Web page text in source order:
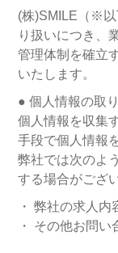
(株)SMILE（※以
り扱いにつき、
管理体制を確立
いたします。
● 個人情報の取
個人情報を収集
手段で個人情報
弊社では次のよ
する場合がござ
・ 弊社の求人
・ その他お問い